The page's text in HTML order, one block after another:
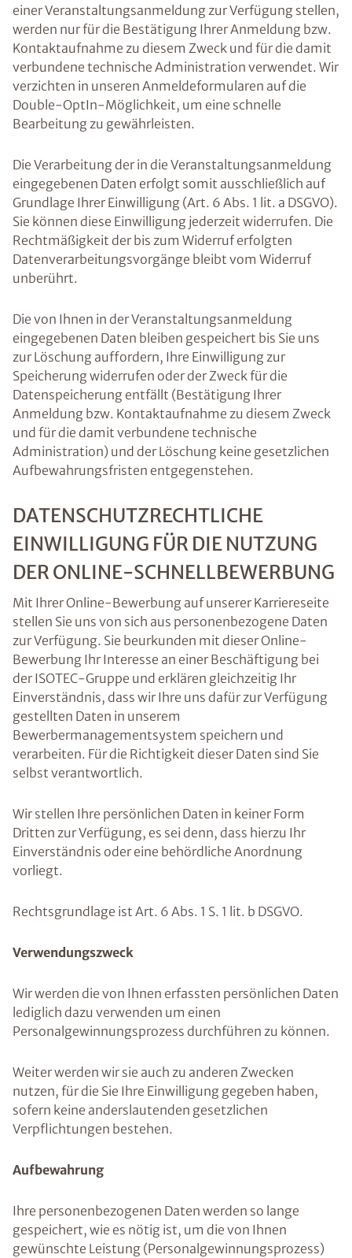
einer Veranstaltungsanmeldung zur Verfügung stellen,
werden nur für die Bestätigung Ihrer Anmeldung bzw.
Kontaktaufnahme zu diesem Zweck und für die damit
verbundene technische Administration verwendet. Wir
verzichten in unseren Anmeldeformularen auf die
Double-OptIn-Möglichkeit, um eine schnelle
Bearbeitung zu gewährleisten.
Die Verarbeitung der in die Veranstaltungsanmeldung
eingegebenen Daten erfolgt somit ausschließlich auf
Grundlage Ihrer Einwilligung (Art. 6 Abs. 1 lit. a DSGVO).
Sie können diese Einwilligung jederzeit widerrufen. Die
Rechtmäßigkeit der bis zum Widerruf erfolgten
Datenverarbeitungsvorgänge bleibt vom Widerruf
unberührt.
Die von Ihnen in der Veranstaltungsanmeldung
eingegebenen Daten bleiben gespeichert bis Sie uns
zur Löschung auffordern, Ihre Einwilligung zur
Speicherung widerrufen oder der Zweck für die
Datenspeicherung entfällt (Bestätigung Ihrer
Anmeldung bzw. Kontaktaufnahme zu diesem Zweck
und für die damit verbundene technische
Administration) und der Löschung keine gesetzlichen
Aufbewahrungsfristen entgegenstehen.
DATENSCHUTZRECHTLICHE
EINWILLIGUNG FÜR DIE NUTZUNG
DER ONLINE-SCHNELLBEWERBUNG
Mit Ihrer Online-Bewerbung auf unserer Karriereseite
stellen Sie uns von sich aus personenbezogene Daten
zur Verfügung. Sie beurkunden mit dieser Online-
Bewerbung Ihr Interesse an einer Beschäftigung bei
der ISOTEC-Gruppe und erklären gleichzeitig Ihr
Einverständnis, dass wir Ihre uns dafür zur Verfügung
gestellten Daten in unserem
Bewerbermanagementsystem speichern und
verarbeiten. Für die Richtigkeit dieser Daten sind Sie
selbst verantwortlich.
Wir stellen Ihre persönlichen Daten in keiner Form
Dritten zur Verfügung, es sei denn, dass hierzu Ihr
Einverständnis oder eine behördliche Anordnung
vorliegt.
Rechtsgrundlage ist Art. 6 Abs. 1 S. 1 lit. b DSGVO.
Verwendungszweck
Wir werden die von Ihnen erfassten persönlichen Daten
lediglich dazu verwenden um einen
Personalgewinnungsprozess durchführen zu können.
Weiter werden wir sie auch zu anderen Zwecken
nutzen, für die Sie Ihre Einwilligung gegeben haben,
sofern keine anderslautenden gesetzlichen
Verpflichtungen bestehen.
Aufbewahrung
Ihre personenbezogenen Daten werden so lange
gespeichert, wie es nötig ist, um die von Ihnen
gewünschte Leistung (Personalgewinnungsprozess)